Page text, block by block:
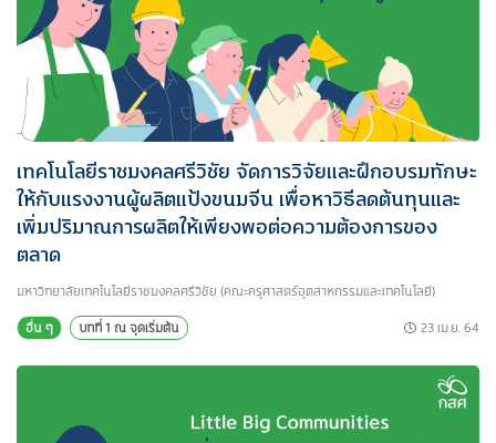
เทคโนโลยีราชมงคลศรีวิชัย จัดการวิจัยและฝึกอบรมทักษะ
ให้กับแรงงานผู้ผลิตแป้งขนมจีน เพื่อหาวิธีลดต้นทุนและ
เพิ่มปริมาณการผลิตให้เพียงพอต่อความต้องการของ
ตลาด
มหาวิทยาลัยเทคโนโลยีราชมงคลศรีวิชัย (คณะครุศาสตร์อุตสาหกรรมและเทคโนโลยี)
อื่น ๆ
บทที่ 1 ณ จุดเริ่มต้น 23 เม.ย. 64